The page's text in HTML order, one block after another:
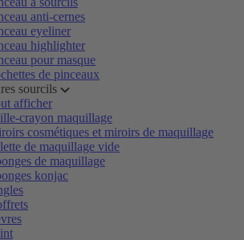
anti-cernes
eyeliner
highlighter
pour masque
de pinceaux
sourcils
afficher
crayon maquillage
cosmétiques et miroirs de maquillage
de maquillage vide
de maquillage
konjac